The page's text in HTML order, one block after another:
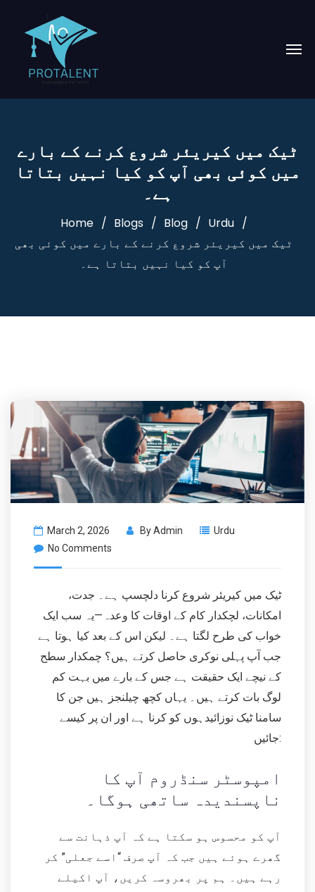
ٹیک میں کیریئر شروع کرنے کے بارے
میں کوئی بھی آپ کو کیا نہیں بتاتا
ہے۔
Home Blogs Blog
Urdu
ٹیک میں کیریئر شروع کرنے کے بارے میں کوئی بھی
آپ کو کیا نہیں بتاتا ہے۔
March 2, 2026 ByAdmin
Urdu
No Comments
ٹیک میں کیریئر شروع کرنا دلچسپ ہے۔ جدت،
امکانات، لچکدار کام کے اوقات کا وعدہ—یہ سب ایک
خواب کی طرح لگتا ہے۔ لیکن اس کے بعد کیا ہوتا ہے
جب آپ پہلی نوکری حاصل کرتے ہیں؟ چمکدار سطح
کے نیچے ایک حقیقت ہے جس کے بارے میں بہت کم
لوگ بات کرتے ہیں۔ یہاں کچھ چیلنجز ہیں جن کا
سامنا ٹیک نوزائیدہوں کو کرنا ہے اور ان پر کیسے
جائیں:
ناپسندیدہ ساتھی ہوگا۔
آپ کو محسوس ہو سکتا ہے کہ آپ ذہانت سے
گھرے ہوئے ہیں جب کہ آپ صرف “اسے جعلی” کر
رہے ہیں۔ ہم پر بھروسہ کریں، آپ اکیلے